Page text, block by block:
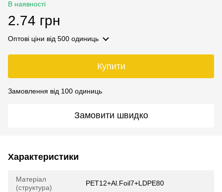
В наявності
2.74 грн
Оптові ціни від 500 одиниць
Купити
Замовлення від 100 одиниць
Замовити швидко
Характеристики
Матеріал
(структура)
PET12+Al.Foil7+LDPE80